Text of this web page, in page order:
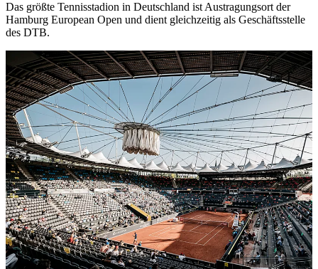
Das größte Tennisstadion in Deutschland ist Austragungsort der
Hamburg European Open und dient gleichzeitig als Geschäftsstelle
des DTB.